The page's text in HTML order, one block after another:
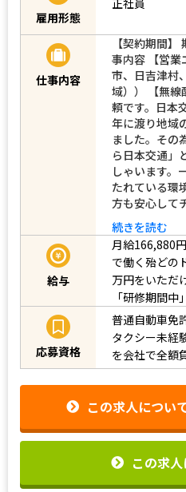
雇用形態
正社員
仕事内容
【契約期間
事内容 【営業
市、日吉津村
域）） 【無線
頼です。日本
年に渡り地域
ました。その
ら日本交通」
しゃいます。
たれている環
方も安心して
続きを読む
給与
月給166,880
で働く殆どの
万円をいただ
「研修期間中」
応募資格
普通自動車免
タクシー未経
を会社で全額
この求人につい
この求